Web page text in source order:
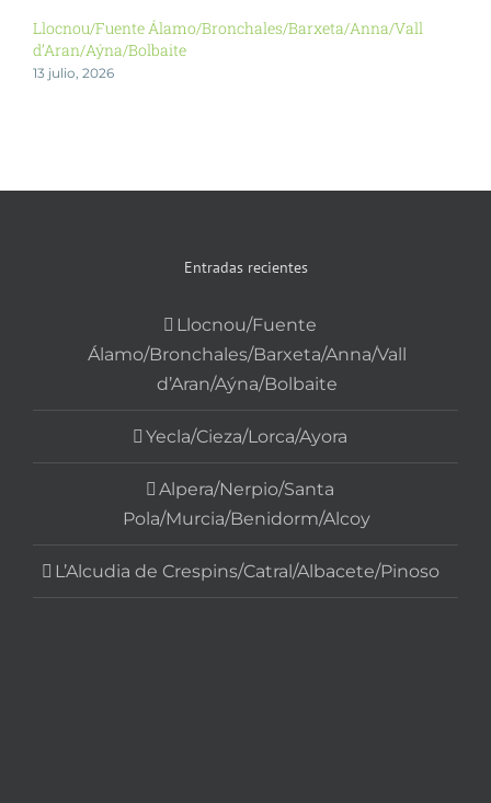
Llocnou/Fuente Álamo/Bronchales/Barxeta/Anna/Vall
d’Aran/Aýna/Bolbaite
13 julio, 2026
Entradas recientes
Llocnou/Fuente
Álamo/Bronchales/Barxeta/Anna/Vall
d’Aran/Aýna/Bolbaite
Yecla/Cieza/Lorca/Ayora
Alpera/Nerpio/Santa
Pola/Murcia/Benidorm/Alcoy
L’Alcudia de Crespins/Catral/Albacete/Pinoso